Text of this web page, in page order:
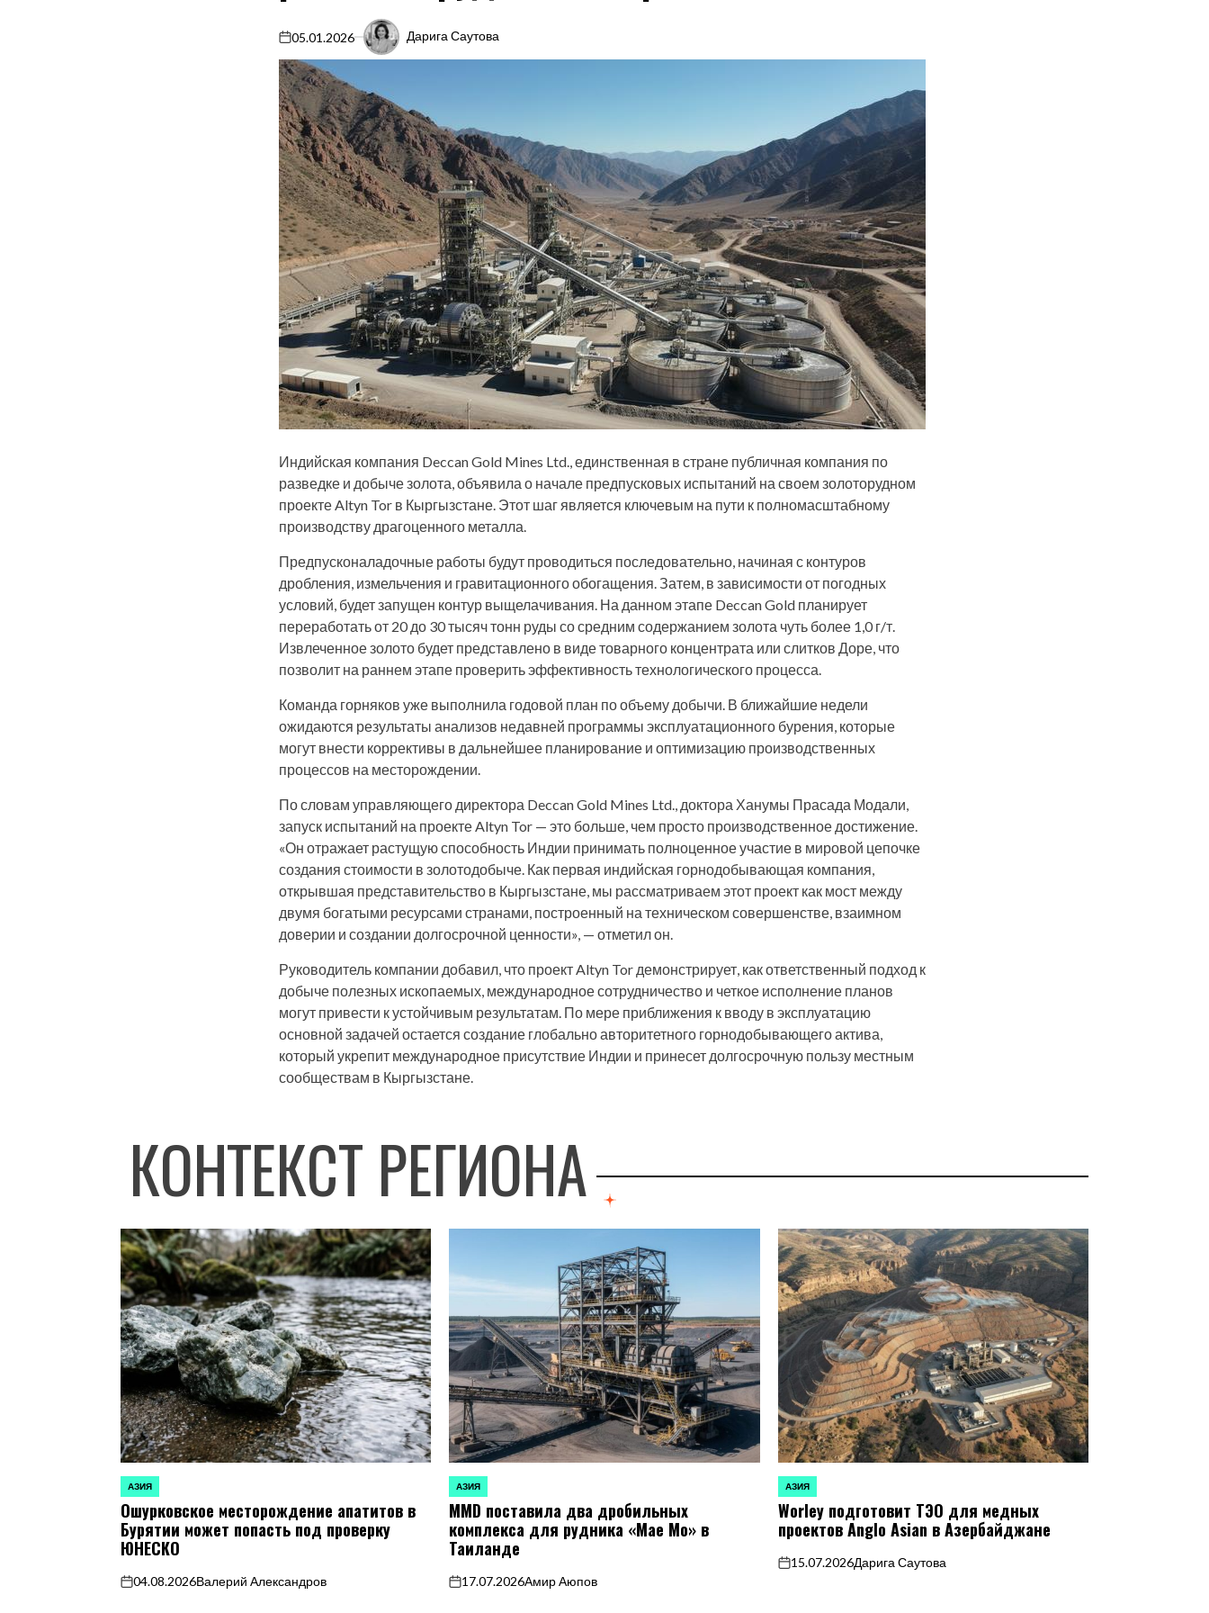
on
05.01.2026 Дарига Саутова
Индийская компания Deccan Gold Mines Ltd., единственная в стране публичная компания по
разведке и добыче золота, объявила о начале предпусковых испытаний на своем золоторудном
проекте Altyn Tor в Кыргызстане. Этот шаг является ключевым на пути к полномасштабному
производству драгоценного металла.
Предпусконаладочные работы будут проводиться последовательно, начиная с контуров
дробления, измельчения и гравитационного обогащения. Затем, в зависимости от погодных
условий, будет запущен контур выщелачивания. На данном этапе Deccan Gold планирует
переработать от 20 до 30 тысяч тонн руды со средним содержанием золота чуть более 1,0 г/т.
Извлеченное золото будет представлено в виде товарного концентрата или слитков Доре, что
позволит на раннем этапе проверить эффективность технологического процесса.
Команда горняков уже выполнила годовой план по объему добычи. В ближайшие недели
ожидаются результаты анализов недавней программы эксплуатационного бурения, которые
могут внести коррективы в дальнейшее планирование и оптимизацию производственных
процессов на месторождении.
По словам управляющего директора Deccan Gold Mines Ltd., доктора Ханумы Прасада Модали,
запуск испытаний на проекте Altyn Tor — это больше, чем просто производственное достижение.
«Он отражает растущую способность Индии принимать полноценное участие в мировой цепочке
создания стоимости в золотодобыче. Как первая индийская горнодобывающая компания,
открывшая представительство в Кыргызстане, мы рассматриваем этот проект как мост между
двумя богатыми ресурсами странами, построенный на техническом совершенстве, взаимном
доверии и создании долгосрочной ценности», — отметил он.
Руководитель компании добавил, что проект Altyn Tor демонстрирует, как ответственный подход к
добыче полезных ископаемых, международное сотрудничество и четкое исполнение планов
могут привести к устойчивым результатам. По мере приближения к вводу в эксплуатацию
основной задачей остается создание глобально авторитетного горнодобывающего актива,
который укрепит международное присутствие Индии и принесет долгосрочную пользу местным
сообществам в Кыргызстане.
КОНТЕКСТ РЕГИОНА
ОПУБЛИКОВАНО
В
АЗИЯ
Ошурковское месторождение апатитов в
Бурятии может попасть под проверку
ЮНЕСКО
on
04.08.2026Валерий Александров
ОПУБЛИКОВАНО
В
АЗИЯ
MMD поставила два дробильных
комплекса для рудника «Мае Мо» в
Таиланде
on
17.07.2026Амир Аюпов
ОПУБЛИКОВАНО
В
АЗИЯ
Worley подготовит ТЭО для медных
проектов Anglo Asian в Азербайджане
on
15.07.2026Дарига Саутова